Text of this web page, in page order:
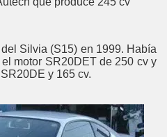
Silvia (S15) en 1999. Había
motor SR20DET de 250 cv y
y 165 cv.